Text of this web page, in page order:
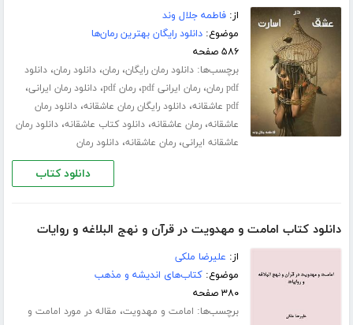
از:فاطمه جلال‌ وند
موضوع:دانلود رایگان بهترین رمان‌ها
۵۸۶ صفحه
برچسب‌ها:دانلود رمان رایگان،رمان،دانلود رمان،دانلود
pdf رمان
،رمان ایرانی pdf ،رمان pdf ،دانلود رمان ایرانی،
pdf عاشقانه ،دانلود رایگان رمان عاشقانه،دانلود رمان
عاشقانه،رمان عاشقانه،دانلود کتاب عاشقانه،دانلود رمان
عاشقانه ایرانی،رمان عاشقانه،دانلود رمان
دانلود کتاب
دانلود کتاب امامت و مهدویت در قرآن و نهج البلاغه و روایات
از: علیرضا ملکی
موضوع:کتاب‌های اندیشه و مذهب
۳۸۰ صفحه
برچسب‌ها: امامت و مهدویت، مقاله در مورد امامت و